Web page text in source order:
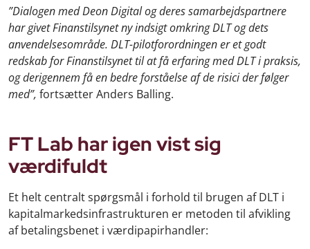
”Dialogen med Deon Digital og deres samarbejdspartnere
har givet Finanstilsynet ny indsigt omkring DLT og dets
anvendelsesområde. DLT-pilotforordningen er et godt
redskab for Finanstilsynet til at få erfaring med DLT i praksis,
og derigennem få en bedre forståelse af de risici der følger
med”, fortsætter Anders Balling.
FT Lab har igen vist sig
værdifuldt
Et helt centralt spørgsmål i forhold til brugen af DLT i
kapitalmarkedsinfrastrukturen er metoden til afvikling
af betalingsbenet i værdipapirhandler: